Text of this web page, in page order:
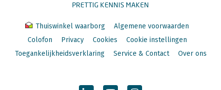
PRETTIG KENNIS MAKEN
Thuiswinkel waarborg
Algemene voorwaarden
Colofon
Privacy Cookies
Cookie instellingen
Toegankelijkheidsverklaring
Service & Contact Over ons